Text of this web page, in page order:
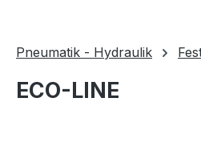
Pneumatik - Hydraulik
ECO-LINE